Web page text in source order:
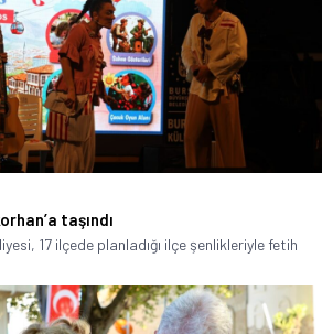
taşındı
17 ilçede planladığı ilçe şenlikleriyle fetih